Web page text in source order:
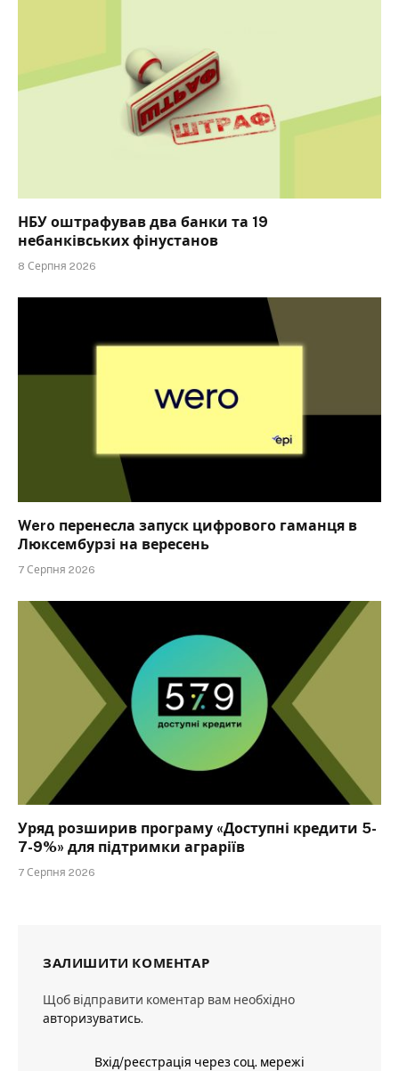
НБУ оштрафував два банки та 19
небанківських фінустанов
8 Серпня 2026
Wero перенесла запуск цифрового гаманця в
Люксембурзі на вересень
7 Серпня 2026
Уряд розширив програму «Доступні кредити 5-
7-9%» для підтримки аграріїв
7 Серпня 2026
ЗАЛИШИТИ КОМЕНТАР
Щоб відправити коментар вам необхідно
авторизуватись.
Вхід/реєстрація через соц. мережі